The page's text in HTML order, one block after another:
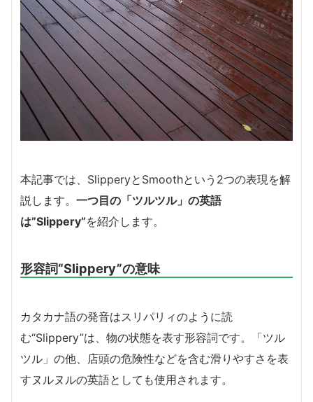
本記事では、SlipperyとSmoothという2つの表現を解
説します。 一つ目の「ツルツル」の英語
は”Slippery”を紹介します。
形容詞“Slippery”の意味
カタカナ語の発音はスリパリィのように読
む“Slippery”は、物の状態を表す形容詞です。「ツル
ツル」の他、店頭の危険性などを含む滑りやすさを表
すヌルヌルの英語としても使用されます。